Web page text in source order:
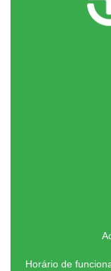
Horário de